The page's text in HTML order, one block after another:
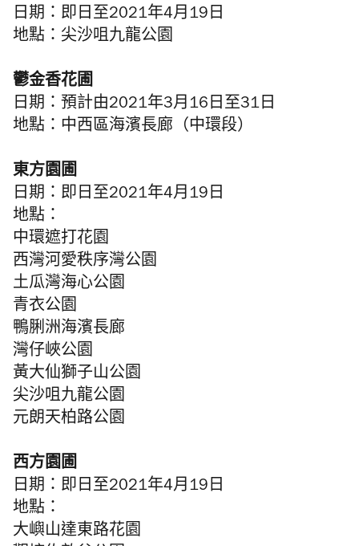
日期：即日至2021年4月19日
地點：尖沙咀九龍公園
鬱金香花圃
日期： 預計由2021年3月16日至31日
地點：中西區海濱長廊（中環段）
東方園圃
日期：即日至2021年4月19日
地點：
中環遮打花園
西灣河愛秩序灣公園
土瓜灣海心公園
青衣公園
鴨脷洲海濱長廊
灣仔峽公園
黃大仙獅子山公園
尖沙咀九龍公園
元朗天柏路公園
西方園圃
日期：即日至2021年4月19日
地點：
大嶼山達東路花園